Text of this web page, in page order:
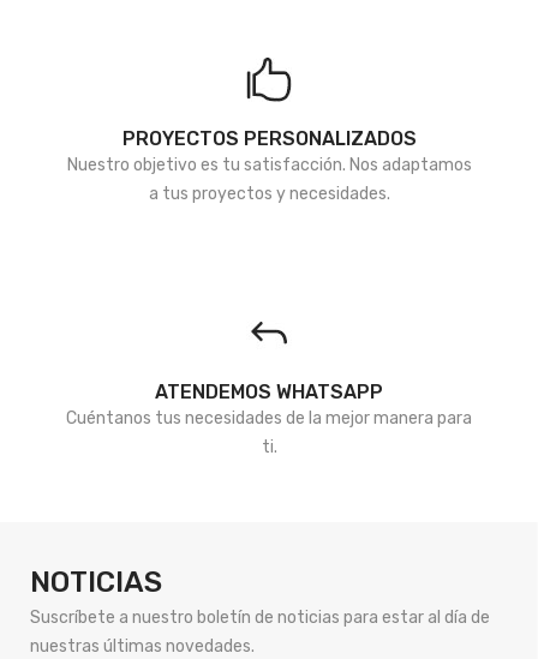
PROYECTOS PERSONALIZADOS
Nuestro objetivo es tu satisfacción. Nos adaptamos
a tus proyectos y necesidades.
ATENDEMOS WHATSAPP
Cuéntanos tus necesidades de la mejor manera para
ti.
NOTICIAS
Suscríbete a nuestro boletín de noticias para estar al día de
nuestras últimas novedades.